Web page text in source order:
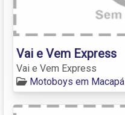
Vai e Vem Express
Vai e Vem Express
Motoboys em Macapá